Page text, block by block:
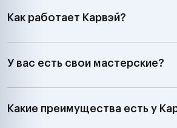
Как работает Карвэй?
У вас есть свои мастерские?
Какие преимущества есть у